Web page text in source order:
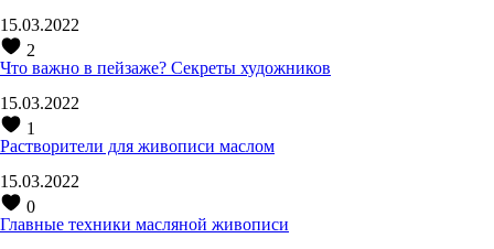
15.03.2022
2
Что важно в пейзаже? Секреты художников
15.03.2022
1
Растворители для живописи маслом
15.03.2022
0
Главные техники масляной живописи